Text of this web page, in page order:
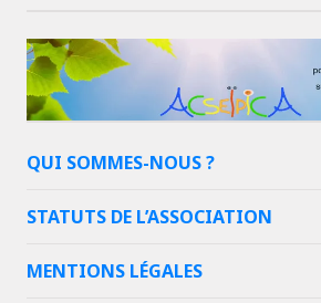
QUI SOMMES-NOUS ?
STATUTS DE L’ASSOCIATION
MENTIONS LÉGALES